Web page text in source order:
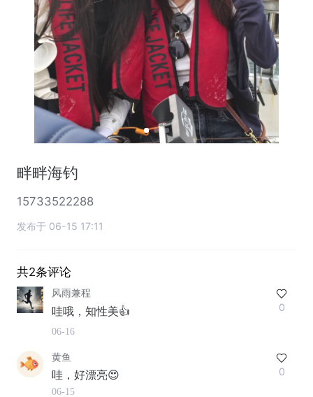
畔畔海钓
15733522288
发布于 06-15 17:11
共2条评论
风雨兼程
哇哦，知性美👍
06-16
0
黄鱼
哇，好漂亮😍
06-15
0